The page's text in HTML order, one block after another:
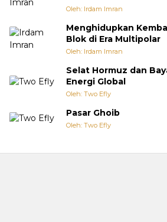
Oleh: Irdam Imran
Menghidupkan
Blok di Era Multipolar
Oleh: Irdam Imran
Selat Hormuz dan
Energi Global
Oleh: Two Efly
Pasar Ghoib
Oleh: Two Efly